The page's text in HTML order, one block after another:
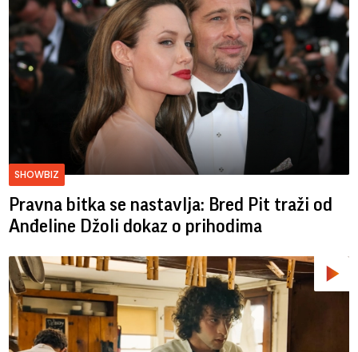
SHOWBIZ
Pravna bitka se nastavlja: Bred ​​Pit traži od
Anđeline Džoli dokaz o prihodima